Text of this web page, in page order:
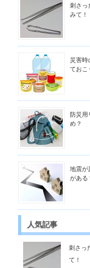
刺さっ
みて！
災害時
ておこ
防災用
め？
地震が
がある
人気記事
刺さっ
て！